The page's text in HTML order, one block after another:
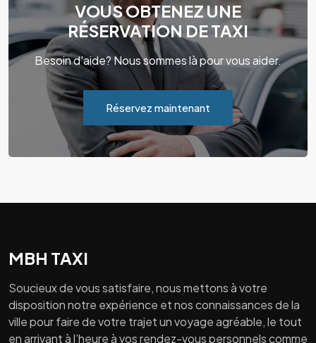
VOUS OBTENEZ UNE
RÉSERVATION DE TAXI
Besoin d'aide? Nous sommes là pour vous aider.
Réservez maintenant
MBH TAXI
Soucieux de vous satisfaire, nous mettons à votre
disposition notre expérience et nos connaissances de la
ville pour faire de votre trajet un voyage agréable, le tout
en arrivant à l’heure à vos rendez-vous personnels comme